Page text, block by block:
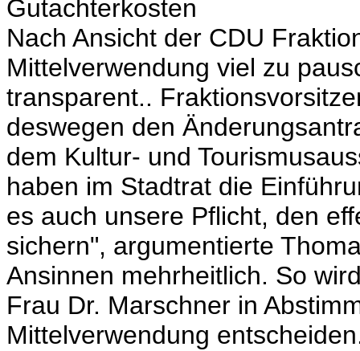
Gutachterkosten
Nach Ansicht der CDU
Mittelverwendung viel zu
transparent..
deswegen den
dem Kultur- und
haben im Stadtrat die
es auch unsere Pflicht, den
sichern", argumentierte
Ansinnen mehrheitlich. So
Frau Dr. Marschner in
Mittelverwendung